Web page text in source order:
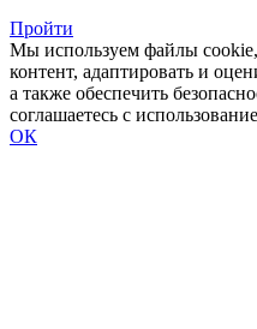
Пройти
Мы используем файлы
контент, адаптировать и
а также обеспечить
соглашаетесь с
ОК